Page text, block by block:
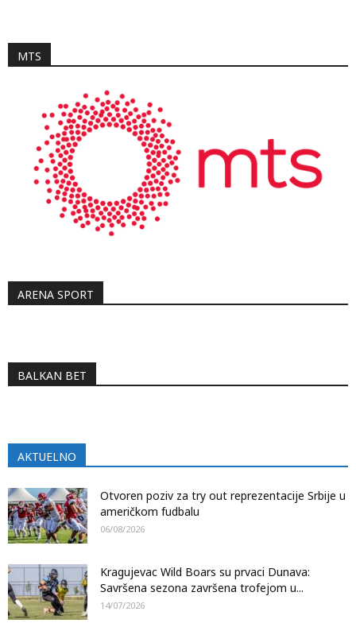
MTS
ARENA SPORT
BALKAN BET
AKTUELNO
Otvoren poziv za try out reprezentacije Srbije u
američkom fudbalu
06/08/2026
Kragujevac Wild Boars su prvaci Dunava:
Savršena sezona završena trofejom u...
14/07/2026